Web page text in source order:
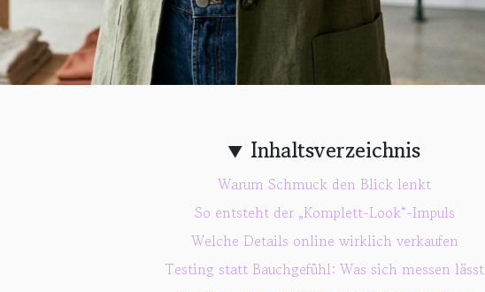
Inhaltsverzeichnis
Warum Schmuck den Blick lenkt
So entsteht der „Komplett-Look“-Impuls
Welche Details online wirklich verkaufen
Testing statt Bauchgefühl: Was sich messen lässt